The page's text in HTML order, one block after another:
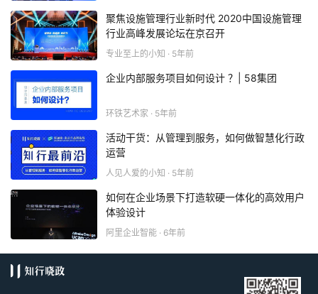
聚焦设施管理行业新时代 2020中国设施管理
行业高峰发展论坛在京召开
专业至上的小知 · 5年前
企业内部服务项目如何设计 ？| 58集团
环铁艺术家 · 5年前
活动干货：从管理到服务，如何做智慧化行政
运营
人见人爱的小知 · 5年前
如何在企业场景下打造软硬一体化的高效用户
体验设计
阿里企业智能 · 6年前